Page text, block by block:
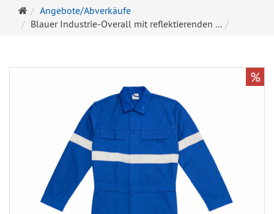
Startseite
Angebote/Abverkäufe
Blauer Industrie-Overall mit reflektierenden ...
%